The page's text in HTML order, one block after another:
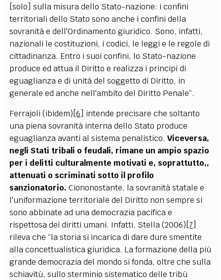
[solo] sulla misura dello Stato-nazione: i confini
territoriali dello Stato sono anche i confini della
sovranità e dell'Ordinamento giuridico. Sono, infatti,
nazionali le costituzioni, i codici, le leggi e le regole di
cittadinanza. Entro i suoi confini, lo Stato-nazione
produce ed attua il Diritto e realizza i principi di
eguaglianza e di unità del soggetto di Diritto, in
generale ed anche nell'ambito del Diritto Penale”.
Ferrajoli (ibidem)[6] intende precisare che soltanto
una piena sovranità interna dello Stato produce
eguaglianza avanti al sistema penalistico.Viceversa,
negli Stati tribali o feudali, rimane un ampio spazio
per i delitti culturalmente motivati e, soprattutto,,
attenuati o scriminati sotto il profilo
sanzionatorio. Ciononostante, la sovranità statale e
l'uniformazione territoriale del Diritto non sempre si
sono abbinate ad una democrazia pacifica e
rispettosa dei diritti umani. Infatti, Stella (2006)[7]
rileva che “la storia si incarica di dare dure smentite
alla concettualistica giuridica. La formazione della più
grande democrazia del mondo si fonda, oltre che sulla
schiavitù, sullo sterminio sistematico delle tribù